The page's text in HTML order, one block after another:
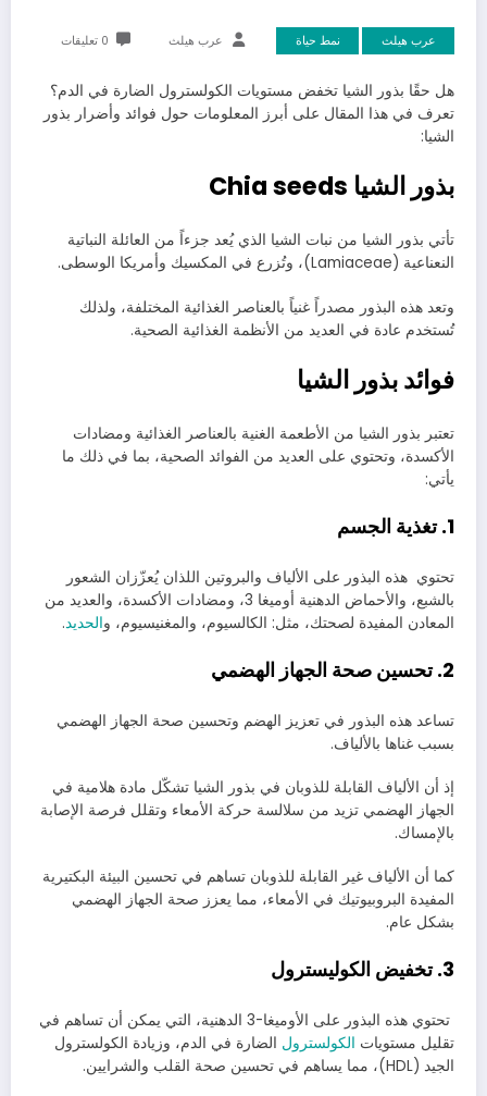
عرب هيلث نمط حياة عرب هيلث 0 تعليقات
هل حقًا بذور الشيا تخفض مستويات الكولسترول الضارة في الدم؟
تعرف في هذا المقال على أبرز المعلومات حول فوائد وأضرار بذور
الشيا:
بذور الشيا Chia seeds
تأتي بذور الشيا من نبات الشيا الذي يُعد جزءاً من العائلة النباتية
النعناعية (Lamiaceae)، وتُزرع في المكسيك وأمريكا الوسطى.
وتعد هذه البذور مصدراً غنياً بالعناصر الغذائية المختلفة، ولذلك
تُستخدم عادة في العديد من الأنظمة الغذائية الصحية.
فوائد بذور الشيا
تعتبر بذور الشيا من الأطعمة الغنية بالعناصر الغذائية ومضادات
الأكسدة، وتحتوي على العديد من الفوائد الصحية، بما في ذلك ما
يأتي:
1. تغذية الجسم
تحتوي هذه البذور على الألياف والبروتين اللذان يُعزّزان الشعور
بالشبع، والأحماض الدهنية أوميغا 3، ومضادات الأكسدة، والعديد من
المعادن المفيدة لصحتك، مثل: الكالسيوم، والمغنيسيوم، والحديد.
2. تحسين صحة الجهاز الهضمي
تساعد هذه البذور في تعزيز الهضم وتحسين صحة الجهاز الهضمي
بسبب غناها بالألياف.
إذ أن الألياف القابلة للذوبان في بذور الشيا تشكّل مادة هلامية في
الجهاز الهضمي تزيد من سلالسة حركة الأمعاء وتقلل فرصة الإصابة
بالإمساك.
كما أن الألياف غير القابلة للذوبان تساهم في تحسين البيئة البكتيرية
المفيدة البروبيوتيك في الأمعاء، مما يعزز صحة الجهاز الهضمي
بشكل عام.
3. تخفيض الكوليسترول
تحتوي هذه البذور على الأوميغا-3 الدهنية، التي يمكن أن تساهم في
تقليل مستويات الكولسترول الضارة في الدم، وزيادة الكولسترول
الجيد (HDL)، مما يساهم في تحسين صحة القلب والشرايين.